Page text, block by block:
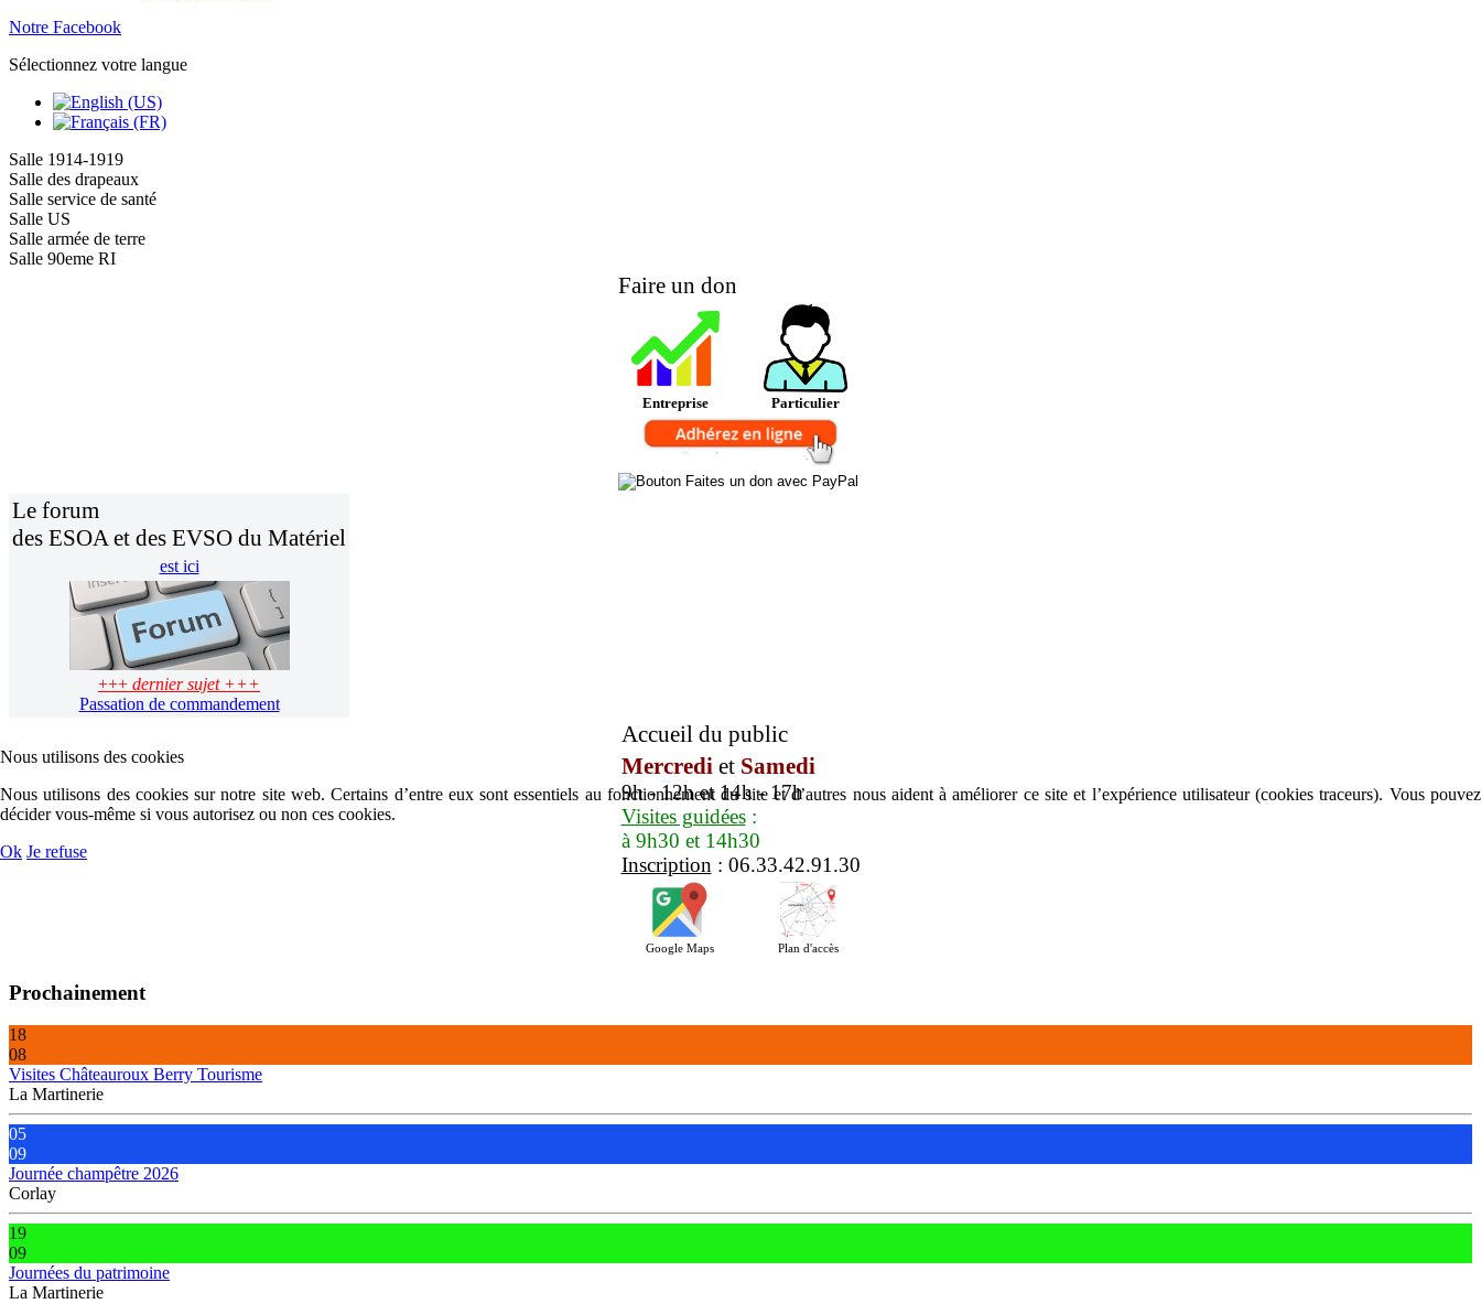
Notre Facebook
Sélectionnez votre langue
Salle 1914-1919
Salle des drapeaux
Salle service de santé
Salle US
Salle armée de terre
Salle 90eme RI
Faire un don
Entreprise Particulier
Le forum
des ESOA et des EVSO du Matériel
est ici
+++ dernier sujet +++
Passation de commandement
Accueil du public
Mercredi et Samedi
9h - 12h et 14h - 17h
Visites guidées:
à 9h30 et 14h30
Inscription : 06.33.42.91.30
Google Maps Plan d'accès
Prochainement
18
08
Visites Châteauroux Berry Tourisme
La Martinerie
05
09
Journée champêtre 2026
Corlay
19
09
Journées du patrimoine
La Martinerie
Nous utilisons des cookies
Nous utilisons des cookies sur notre site web. Certains d’entre eux sont essentiels au fonctionnement du site et d’autres nous aident à améliorer ce site et l’expérience utilisateur (cookies traceurs). Vous pouvez
décider vous-même si vous autorisez ou non ces cookies.
Ok Je refuse